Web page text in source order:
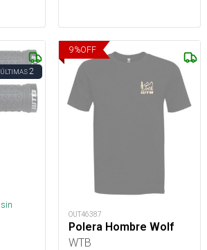
ÚLTIMAS2
sin
9%OFF
OUT46387
Polera Hombre Wolf
WTB